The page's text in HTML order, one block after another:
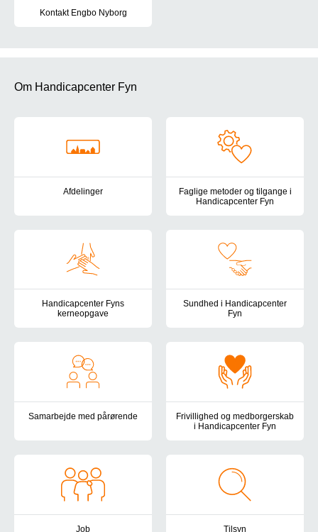
Kontakt Engbo Nyborg
Om Handicapcenter Fyn
Afdelinger
Her finder du en oversigt over Handicapcenter Fyns tilbud for
Faglige metoder og tilgange i
Handicapcenter Fyn
Handicapcenter Fyns
kerneopgave
Sundhed i Handicapcenter
Fyn
Samarbejde med pårørende
I Handicapcenter Fyn lægger vi vægt på at have et
Frivillighed og medborgerskab
i Handicapcenter Fyn
Job Tilsyn